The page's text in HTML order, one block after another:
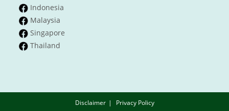
Indonesia
Malaysia
Singapore
Thailand
Disclaimer Privacy Policy